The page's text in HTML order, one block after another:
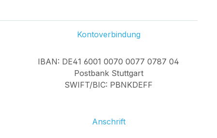
Kontoverbindung
IBAN: DE41 6001 0070 0077 0787 04
Postbank Stuttgart
SWIFT/BIC: PBNKDEFF
Anschrift